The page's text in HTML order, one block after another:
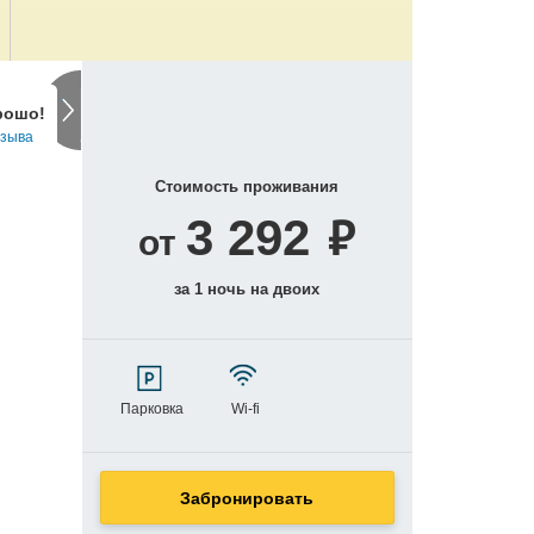
Стоимость проживания
от 3 292 ₽
за 1 ночь на двоих
Парковка Wi-fi
Забронировать